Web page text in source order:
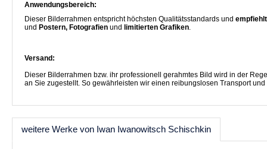
Anwendungsbereich:
Dieser Bilderrahmen entspricht höchsten Qualitätsstandards und
und Postern, Fotografien und limitierten Grafiken.
Versand:
Dieser Bilderrahmen bzw. ihr professionell gerahmtes Bild wird in der
an Sie zugestellt. So gewährleisten wir einen reibungslosen Transport
weitere Werke von Iwan Iwanowitsch Schischkin